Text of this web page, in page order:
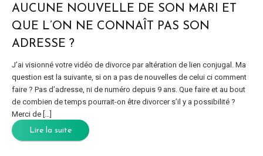
AUCUNE NOUVELLE DE SON MARI ET
QUE L’ON NE CONNAÎT PAS SON
ADRESSE ?
J’ai visionné votre vidéo de divorce par altération de lien conjugal. Ma
question est la suivante, si on a pas de nouvelles de celui ci comment
faire ? Pas d’adresse, ni de numéro depuis 9 ans. Que faire et au bout
de combien de temps pourrait-on être divorcer s’il y a possibilité ?
Merci de […]
Lire la suite